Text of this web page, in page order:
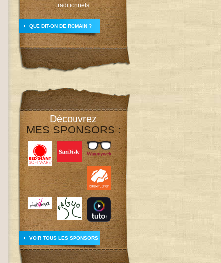
traditionnels.
QUE DIT-ON DE ROMAIN ?
Découvrez
MES SPONSORS :
VOIR TOUS LES SPONSORS